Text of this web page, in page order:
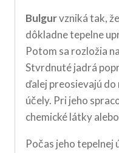
Bulgurvzniká tak,
dôkladne tepelne
Potom sa rozložia
Stvrdnuté jadrá
ďalej preosievajú
účely. Pri jeho
chemické látky
Počas jeho tepelnej